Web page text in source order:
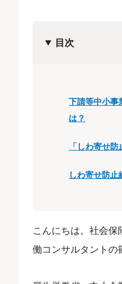
目次
下請等中小事
は？
「しわ寄せ
しわ寄せ防
こんにちは。社会
働コンサルタントの